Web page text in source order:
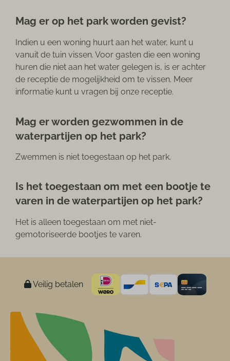
Mag er op het park worden gevist?
Indien u een woning huurt aan het water, kunt u
vanuit de tuin vissen. Voor gasten die een woning
huren die niet aan het water gelegen is, is er achter
de receptie de mogelijkheid om te vissen. Meer
informatie kunt u vragen bij onze receptie.
Mag er worden gezwommen in de
waterpartijen op het park?
Zwemmen is niet toegestaan op het park.
Is het toegestaan om met een bootje te
varen in de waterpartijen op het park?
Het is alleen toegestaan om met niet-
gemotoriseerde bootjes te varen.
Veilig betalen